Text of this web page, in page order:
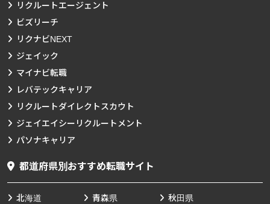
リクルートエージェント
ビズリーチ
リクナビNEXT
ジェイック
マイナビ転職
レバテックキャリア
リクルートダイレクトスカウト
ジェイエイシーリクルートメント
パソナキャリア
都道府県別おすすめ転職サイト
北海道 青森県
秋田県